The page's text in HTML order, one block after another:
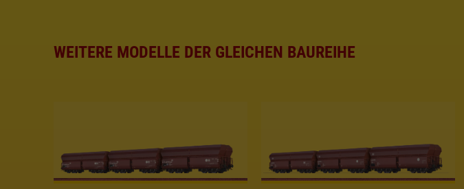
WEITERE MODELLE DER GLEICHEN BAUREIHE